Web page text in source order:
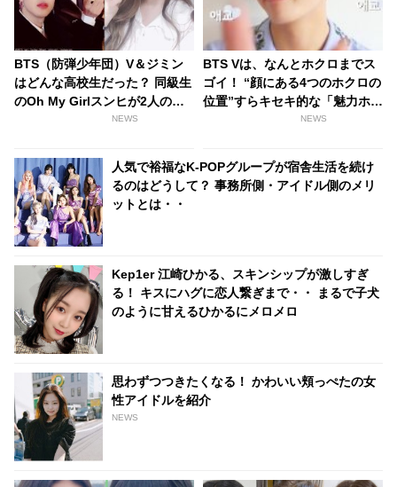
BTS（防弾少年団）V＆ジミン
はどんな高校生だった？ 同級生
のOh My Girlスンヒが2人の過
NEWS
BTS Vは、なんとホクロまでス
ゴイ！ “顔にある4つのホクロの
位置”すらキセキ的な「魅力ホク
NEWS
人気で裕福なK-POPグループが宿舎生活を続け
るのはどうして？ 事務所側・アイドル側のメリ
ットとは・・
Kep1er 江崎ひかる、スキンシップが激しすぎ
る！ キスにハグに恋人繋ぎまで・・ まるで子犬
のように甘えるひかるにメロメロ
思わずつつきたくなる！ かわいい頬っぺたの女
性アイドルを紹介
NEWS